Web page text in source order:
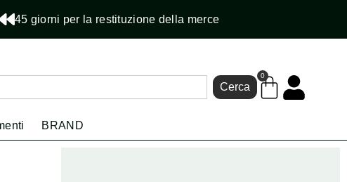
45 giorni per la restituzione della merce
Cerca
0
BRAND